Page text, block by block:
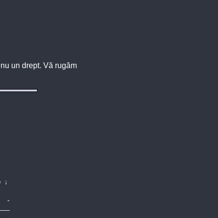
un drept. Vă rugăm
↓
-